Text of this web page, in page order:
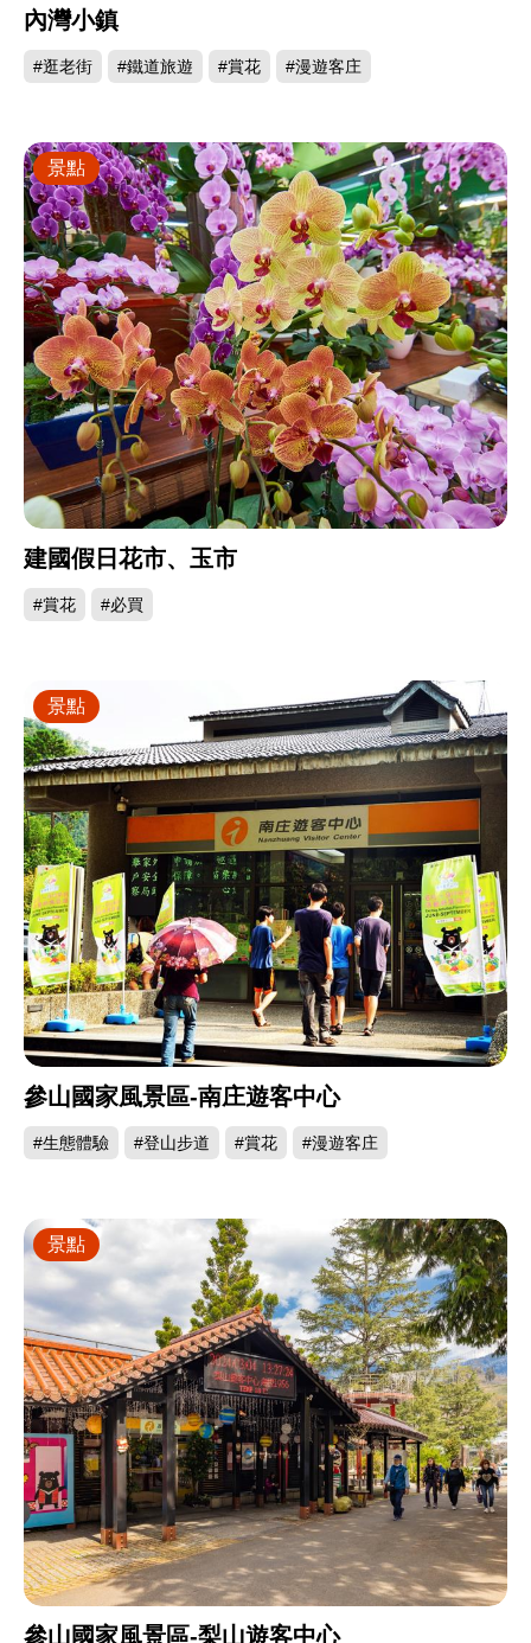
內灣小鎮
#逛老街 #鐵道旅遊 #賞花 #漫遊客庄
建國假日花市、玉市
#賞花 #必買
景點
參山國家風景區-南庄遊客中心
#生態體驗 #登山步道 #賞花 #漫遊客庄
景點
參山國家風景區-梨山遊客中心
景點